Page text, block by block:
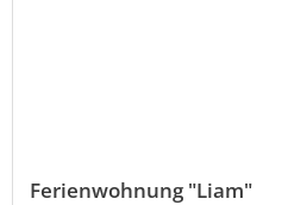
Ferienwohnung "Liam"